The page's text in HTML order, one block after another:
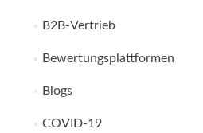
B2B-Vertrieb
Bewertungsplattformen
Blogs
COVID-19